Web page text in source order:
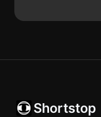
Shortstop